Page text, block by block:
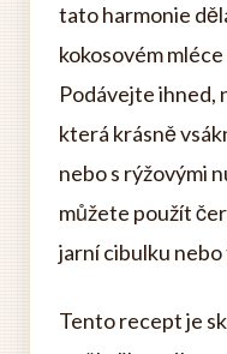
tato harmonie
kokosovém
Podávejte ihned,
která krásně
nebo s rýžovými
můžete použít
jarní cibulku
Tento recept je